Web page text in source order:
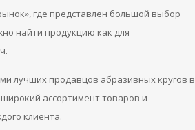
где представлен большой выбор
найти продукцию как для
лучших продавцов абразивных кругов в
широкий ассортимент товаров и
клиента.